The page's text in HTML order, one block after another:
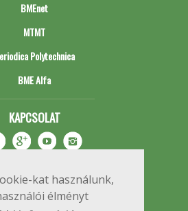
kat használunk,
élményt
BMEnet
MTMT
Polytechnica
BME Alfa
KAPCSOLAT